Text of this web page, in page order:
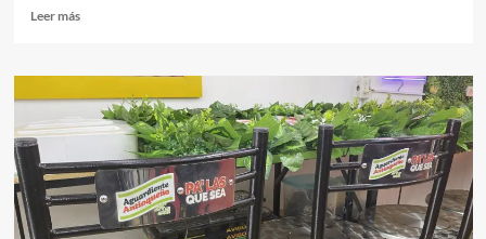
Leer másLeer
Impresion
sobre
vasos
de
plastico